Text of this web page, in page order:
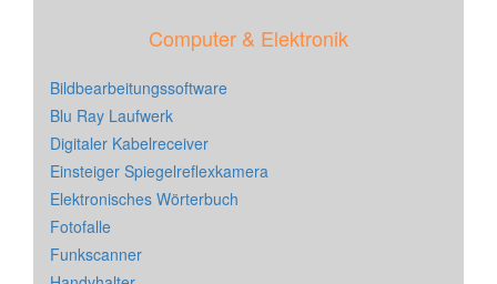
Computer & Elektronik
Bildbearbeitungssoftware
Blu Ray Laufwerk
Digitaler Kabelreceiver
Einsteiger Spiegelreflexkamera
Elektronisches Wörterbuch
Fotofalle
Funkscanner